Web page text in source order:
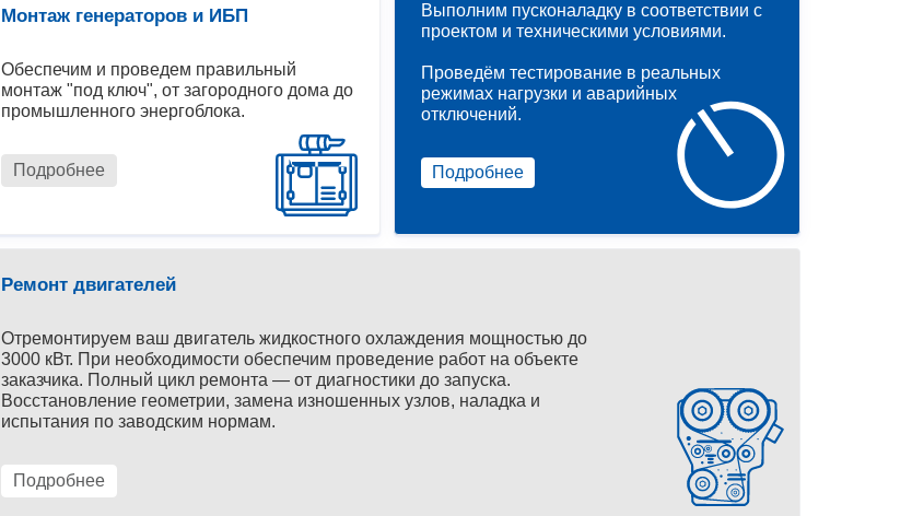
Монтаж генераторов и ИБП
Обеспечим и проведем правильный
монтаж "под ключ", от загородного дома до
промышленного энергоблока.
Подробнее
Выполним пусконаладку в соответствии с
проектом и техническими условиями.
Проведём тестирование в реальных
режимах нагрузки и аварийных
отключений.
Подробнее
Ремонт двигателей
Отремонтируем ваш двигатель жидкостного охлаждения мощностью до
3000 кВт. При необходимости обеспечим проведение работ на объекте
заказчика. Полный цикл ремонта — от диагностики до запуска.
Восстановление геометрии, замена изношенных узлов, наладка и
испытания по заводским нормам.
Подробнее